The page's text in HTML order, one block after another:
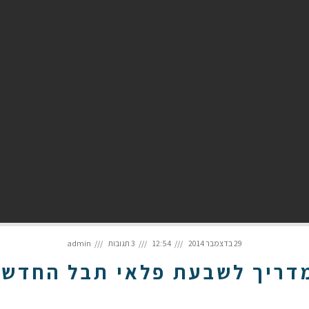
29 בדצמבר 2014 12:54 3 תגובות admin
לשבעת פלאי תבל